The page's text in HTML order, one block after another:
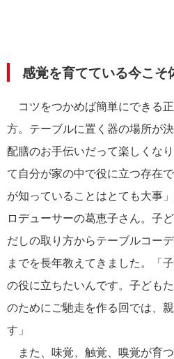
感覚を育てている今こそ
コツをつかめば簡単にできる
方。テーブルに置く器の場所が
配膳のお手伝いだって楽しくな
て自分が家の中で役に立つ存在
が知っていることはとても大事
ロデューサーの葛恵子さん。子
だしの取り方からテーブルコー
までを長年教えてきました。「
の役に立ちたいんです。子ども
のためにご馳走を作る回では、
す」
また、味覚、触覚、嗅覚が育